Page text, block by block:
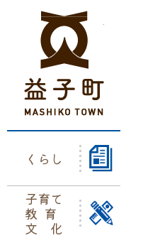
くらし
子育て
教育
文化